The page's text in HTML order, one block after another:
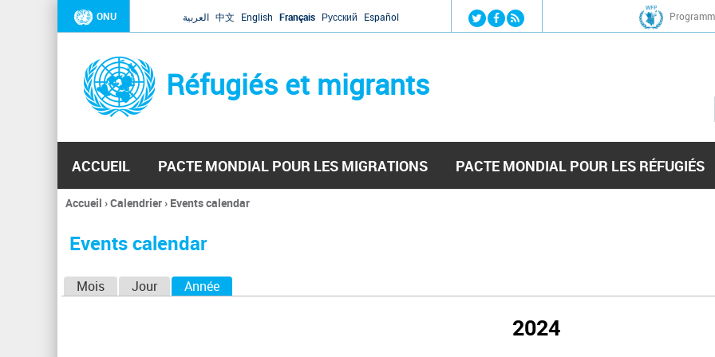
Jump to navigation
ONU العربية 中文 English Français Русский Español
Réfugiés et migrants
ACCUEIL PACTE MONDIAL POUR LES MIGRATIONS PACTE MONDIAL POUR LES RÉFUGIÉS
Vous
ici
Accueil ›Calendrier› Events calendar
Events calendar
Mois Jour Année
2024